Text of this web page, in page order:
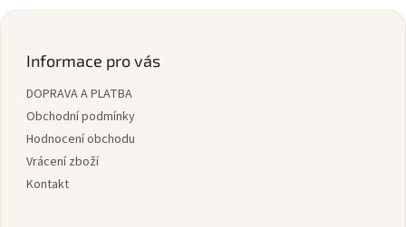
Z
Informace pro vás
DOPRAVA A PLATBA
Obchodní podmínky
Hodnocení obchodu
Vrácení zboží
Kontakt